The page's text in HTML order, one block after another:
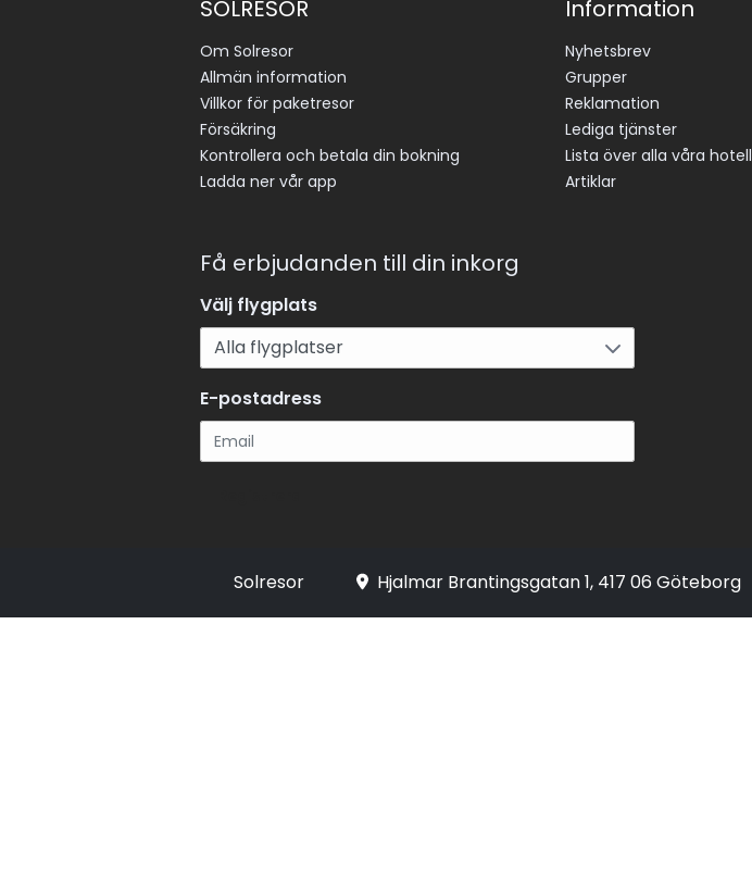
SOLRESOR
Om Solresor
Allmän information
Villkor för paketresor
Försäkring
Kontrollera och betala din bokning
Ladda ner vår app
Information
Nyhetsbrev
Grupper
Reklamation
Lediga tjänster
Lista över alla våra hotell
Artiklar
Få erbjudanden till din inkorg
Välj flygplats
E-postadress
Solresor Hjalmar Brantingsgatan 1, 417 06 Göteborg